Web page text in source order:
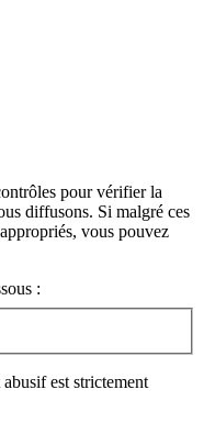
pour vérifier la
diffusons. Si malgré ces
vous pouvez
:
est strictement